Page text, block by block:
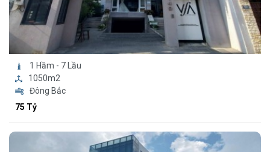
1 Hầm - 7 Lầu
1050m2
Đông Bắc
75 Tỷ